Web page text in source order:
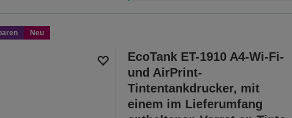
Neu
EcoTank ET-1910 A4-Wi-Fi-
und AirPrint-
Tintentankdrucker, mit
einem im Lieferumfang